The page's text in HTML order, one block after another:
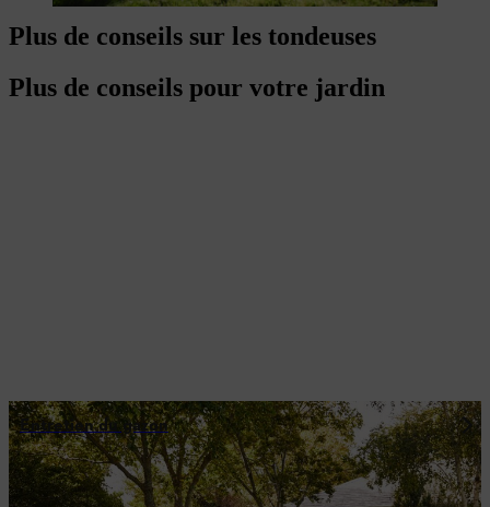
Plus de conseils sur les tondeuses
Plus de conseils pour votre jardin
Entretien du gazon